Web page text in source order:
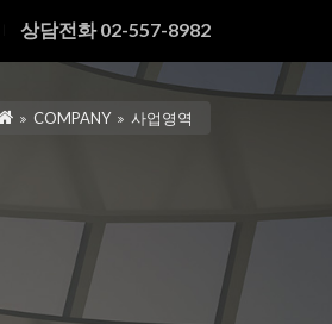
상담전화 02-557-8982
COMPANY 사업영역